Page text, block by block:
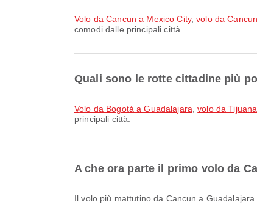
volo da Cancun a Mexico City,volo da
comodi dalle principali città.
Quali sono le rotte cittadine più
volo da Bogotá a Guadalajara ,volo da
principali città.
A che ora parte il primo volo da
Il volo più mattutino da Cancun a